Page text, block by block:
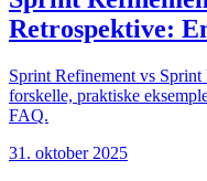
Retrospektive:
Sprint Refinement vs
forskelle, praktiske
FAQ.
31. oktober 2025